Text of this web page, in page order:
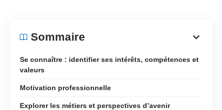
Sommaire
Se connaître : identifier ses intérêts, compétences et
valeurs
Motivation professionnelle
Explorer les métiers et perspectives d’avenir